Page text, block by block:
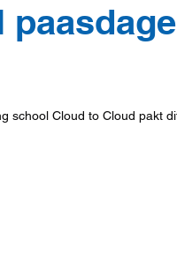
school Cloud to Cloud pakt